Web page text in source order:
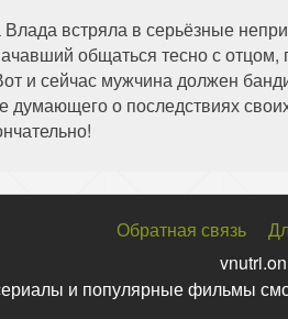
встряла в серьёзные
общаться тесно с отцом,
и сейчас мужчина должен
думающего о последствиях
Обратная связь
и популярные фильмы